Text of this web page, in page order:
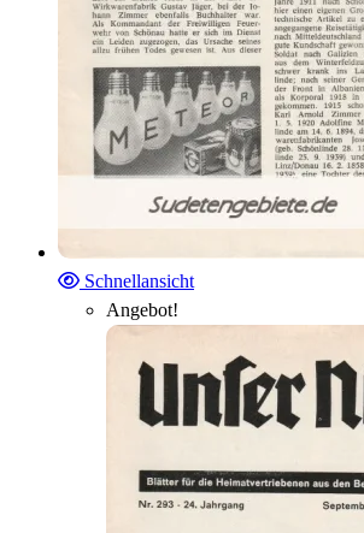
Schnellansicht
Angebot!